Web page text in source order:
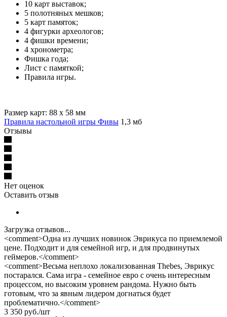
10 карт выставок;
5 полотняных мешков;
5 карт памяток;
4 фигурки археологов;
4 фишки времени;
4 хронометра;
Фишка года;
Лист с памяткой;
Правила игры.
Размер карт: 88 х 58 мм
Правила настольной игры Фивы 1,3 мб
Отзывы
Нет оценок
Оставить отзыв
Загрузка отзывов...
<comment>Одна из лучших новинок Эврикуса по приемлемой
цене. Подходит и для семейной игр, и для продвинутых
геймеров.</comment>
<comment>Весьма неплохо локализованная Thebes, Эврикус
постарался. Сама игра - семейное евро с очень интересным
процессом, но высоким уровнем рандома. Нужно быть
готовым, что за явным лидером догнаться будет
проблематично.</comment>
3 350 руб./шт